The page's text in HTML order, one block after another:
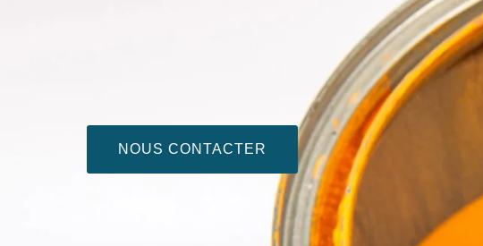
NOUS CONTACTER